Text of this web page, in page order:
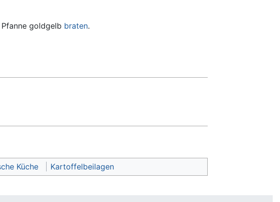
goldgelb braten.
Küche Kartoffelbeilagen